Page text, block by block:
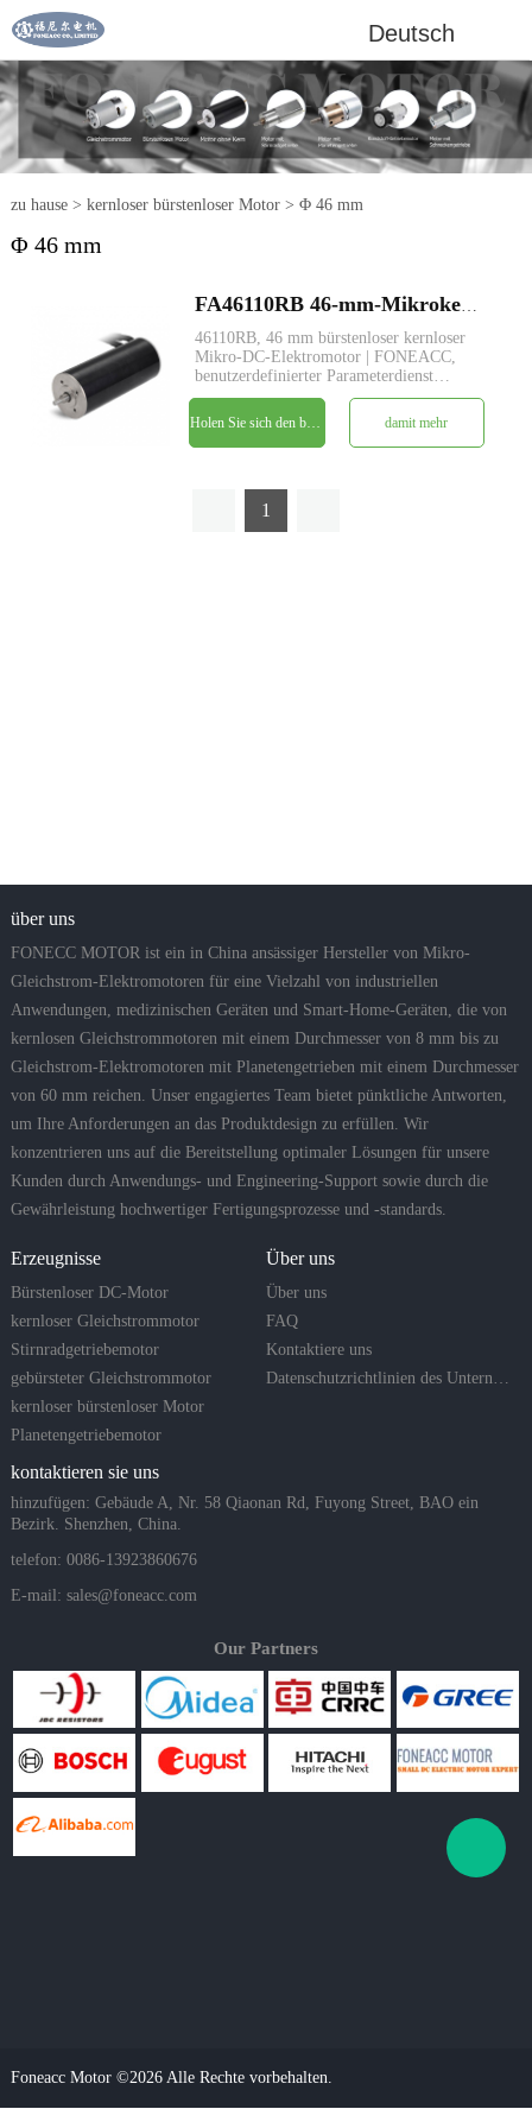
Deutsch
zu hause> kernloser bürstenloser Motor> Φ 46 mm
Φ 46 mm
46110RB, 46 mm bürstenloser kernloser
Mikro-DC-Elektromotor | FONEACC,
benutzerdefinierter Parameterdienst
verfügbar.
damit mehr
1
über uns
FONECC MOTOR ist ein in China ansässiger Hersteller von Mikro-
Gleichstrom-Elektromotoren für eine Vielzahl von industriellen
Anwendungen, medizinischen Geräten und Smart-Home-Geräten, die von
kernlosen Gleichstrommotoren mit einem Durchmesser von 8 mm bis zu
Gleichstrom-Elektromotoren mit Planetengetrieben mit einem Durchmesser
von 60 mm reichen. Unser engagiertes Team bietet pünktliche Antworten,
um Ihre Anforderungen an das Produktdesign zu erfüllen. Wir
konzentrieren uns auf die Bereitstellung optimaler Lösungen für unsere
Kunden durch Anwendungs- und Engineering-Support sowie durch die
Gewährleistung hochwertiger Fertigungsprozesse und -standards.
Erzeugnisse
Bürstenloser DC-Motor
kernloser Gleichstrommotor
Stirnradgetriebemotor
gebürsteter Gleichstrommotor
kernloser bürstenloser Motor
Planetengetriebemotor
Über uns
Über uns
FAQ
Kontaktiere uns
kontaktieren sie uns
hinzufügen: Gebäude A, Nr. 58 Qiaonan Rd, Fuyong Street, BAO ein
Bezirk. Shenzhen, China.
telefon: 0086-13923860676
E-mail: sales@foneacc.com
Our Partners
Foneacc Motor ©2026 Alle Rechte vorbehalten.